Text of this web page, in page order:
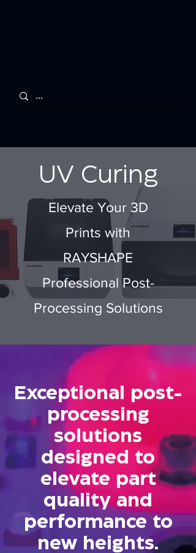
UV Curing
Elevate Your 3D
Prints with
RAYSHAPE
Professional Post-
Processing Solutions
Exceptional post-
processing
solutions
designed to
elevate part
quality and
performance to
new heights.